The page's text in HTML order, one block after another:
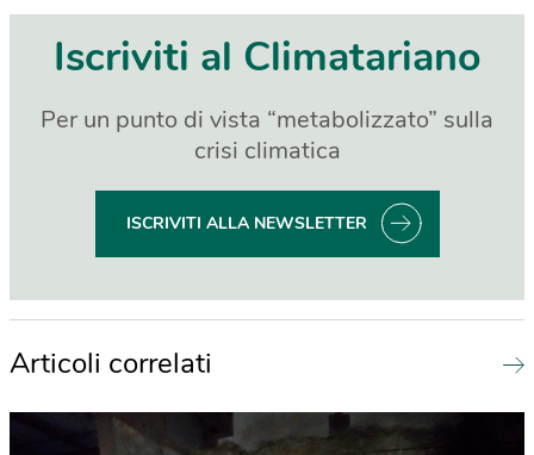
Iscriviti al Climatariano
Per un punto di vista “metabolizzato” sulla
crisi climatica
ISCRIVITI ALLA NEWSLETTER
Articoli correlati